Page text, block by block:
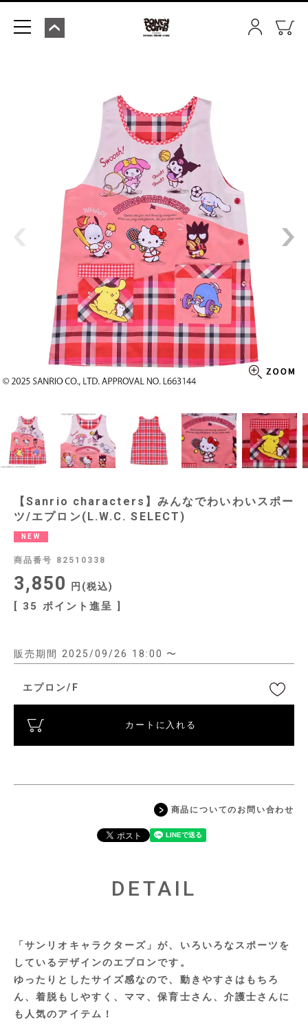
【Sanrio characters】みんなでわいわいスポー
ツ/エプロン(L.W.C. SELECT)
NEW
商品番号 82510338
3,850 税込
[ 35 ポイント進呈 ]
販売期間 2025/09/26 18:00 〜
エプロン/F
カートに入れる
商品についてのお問い合わせ
DETAIL
「サンリオキャラクターズ」が、いろいろなスポーツを
しているデザインのエプロンです。
ゆったりとしたサイズ感なので、動きやすさはもちろ
ん、着脱もしやすく、ママ、保育士さん、介護士さんに
も人気のアイテム！